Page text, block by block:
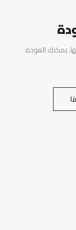
يمكنك العودة